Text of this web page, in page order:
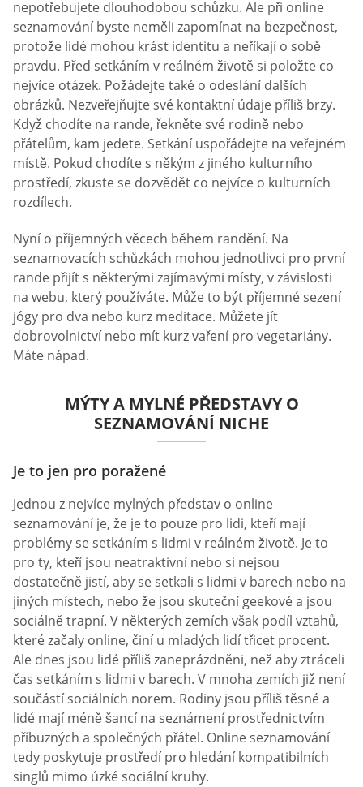
nepotřebujete dlouhodobou schůzku. Ale při online
seznamování byste neměli zapomínat na bezpečnost,
protože lidé mohou krást identitu a neříkají o sobě
pravdu. Před setkáním v reálném životě si položte co
nejvíce otázek. Požádejte také o odeslání dalších
obrázků. Nezveřejňujte své kontaktní údaje příliš brzy.
Když chodíte na rande, řekněte své rodině nebo
přátelům, kam jedete. Setkání uspořádejte na veřejném
místě. Pokud chodíte s někým z jiného kulturního
prostředí, zkuste se dozvědět co nejvíce o kulturních
rozdílech.
Nyní o příjemných věcech během randění. Na
seznamovacích schůzkách mohou jednotlivci pro první
rande přijít s některými zajímavými místy, v závislosti
na webu, který používáte. Může to být příjemné sezení
jógy pro dva nebo kurz meditace. Můžete jít
dobrovolnictví nebo mít kurz vaření pro vegetariány.
Máte nápad.
MÝTY A MYLNÉ PŘEDSTAVY O
SEZNAMOVÁNÍ NICHE
Je to jen pro poražené
Jednou z nejvíce mylných představ o online
seznamování je, že je to pouze pro lidi, kteří mají
problémy se setkáním s lidmi v reálném životě. Je to
pro ty, kteří jsou neatraktivní nebo si nejsou
dostatečně jistí, aby se setkali s lidmi v barech nebo na
jiných místech, nebo že jsou skuteční geekové a jsou
sociálně trapní. V některých zemích však podíl vztahů,
které začaly online, činí u mladých lidí třicet procent.
Ale dnes jsou lidé příliš zaneprázdněni, než aby ztráceli
čas setkáním s lidmi v barech. V mnoha zemích již není
součástí sociálních norem. Rodiny jsou příliš těsné a
lidé mají méně šancí na seznámení prostřednictvím
příbuzných a společných přátel. Online seznamování
tedy poskytuje prostředí pro hledání kompatibilních
singlů mimo úzké sociální kruhy.